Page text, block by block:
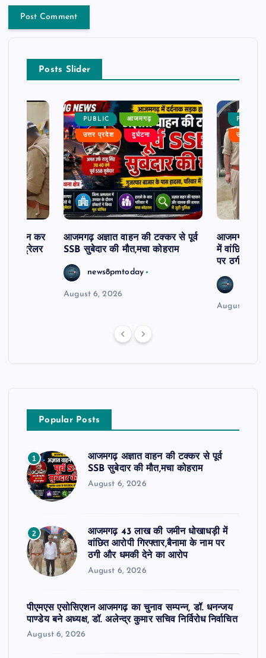
Posts Slider
से दर्शन कर
खड़े ट्रेलर
PUBLIC आजमगढ़
उत्तर प्रदेश दुर्घटना
आजमगढ़ अज्ञात वाहन की टक्कर से पूर्व
SSB सुबेदार की मौत,मचा कोहराम
news8pmtoday
August 6, 2026
PUBLIC
उत्तर
आजमगढ़ 43
में वांछित
पर ठगी और
August 6,
Popular Posts
1
आजमगढ़ अज्ञात वाहन की टक्कर से पूर्व
SSB सुबेदार की मौत,मचा कोहराम
August 6, 2026
2
आजमगढ़ 43 लाख की जमीन धोखाधड़ी में
वांछित आरोपी गिरफ्तार,बैनामा के नाम पर
ठगी और धमकी देने का आरोप
August 6, 2026
पीएमएस एसोसिएशन आजमगढ़ का चुनाव सम्पन्न, डॉ. धनन्जय
पाण्डेय बने अध्यक्ष, डॉ. अलेन्द्र कुमार सचिव निर्विरोध निर्वाचित
August 6, 2026